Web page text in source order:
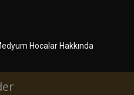
Hocalar Hakkında